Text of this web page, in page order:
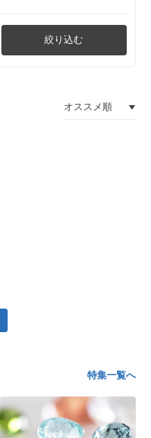
絞り込む
特集一覧へ